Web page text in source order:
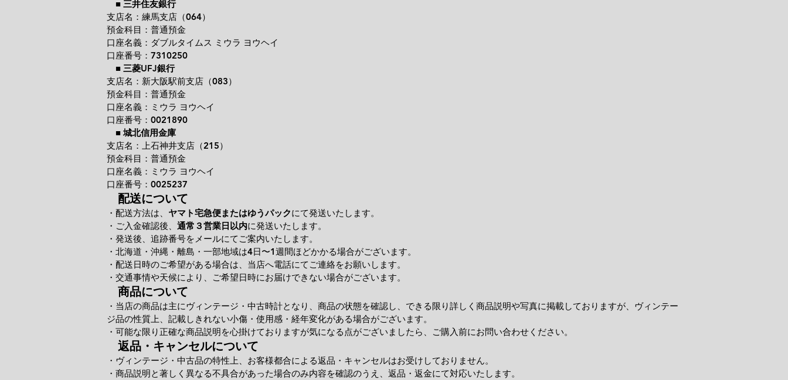
■ 三井住友銀行
支店名：練馬支店（064）
預金科目：普通預金
口座名義：ダブルタイムス ミウラ ヨウヘイ
口座番号：7310250
■ 三菱UFJ銀行
支店名：新大阪駅前支店（083）
預金科目：普通預金
口座名義：ミウラ ヨウヘイ
口座番号：0021890
■ 城北信用金庫
支店名：上石神井支店（215）
預金科目：普通預金
口座名義：ミウラ ヨウヘイ
口座番号：0025237
配送について
・配送方法は、 ヤマト宅急便またはゆうパックにて発送いたします。
・ご入金確認後、 通常３営業日以内に発送いたします。
・発送後、追跡番号をメールにてご案内いたします。
・北海道・沖縄・離島・一部地域は4日〜1週間ほどかかる場合がございます。
・配送日時のご希望がある場合は、当店へ電話にてご連絡をお願いします。
・交通事情や天候により、ご希望日時にお届けできない場合がございます。
商品について
・当店の商品は主にヴィンテージ・中古時計となり、商品の状態を確認し、できる限り詳しく商品説明や写真に掲載しておりますが、ヴィンテー
ジ品の性質上、記載しきれない小傷・使用感・経年変化がある場合がございます。
・可能な限り正確な商品説明を心掛けておりますが気になる点がございましたら、ご購入前にお問い合わせください。
返品・キャンセルについて
・ヴィンテージ・中古品の特性上、お客様都合による返品・キャンセルはお受けしておりません。
・商品説明と著しく異なる不具合があった場合のみ内容を確認のうえ、返品・返金にて対応いたします。